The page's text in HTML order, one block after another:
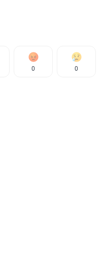
0 0